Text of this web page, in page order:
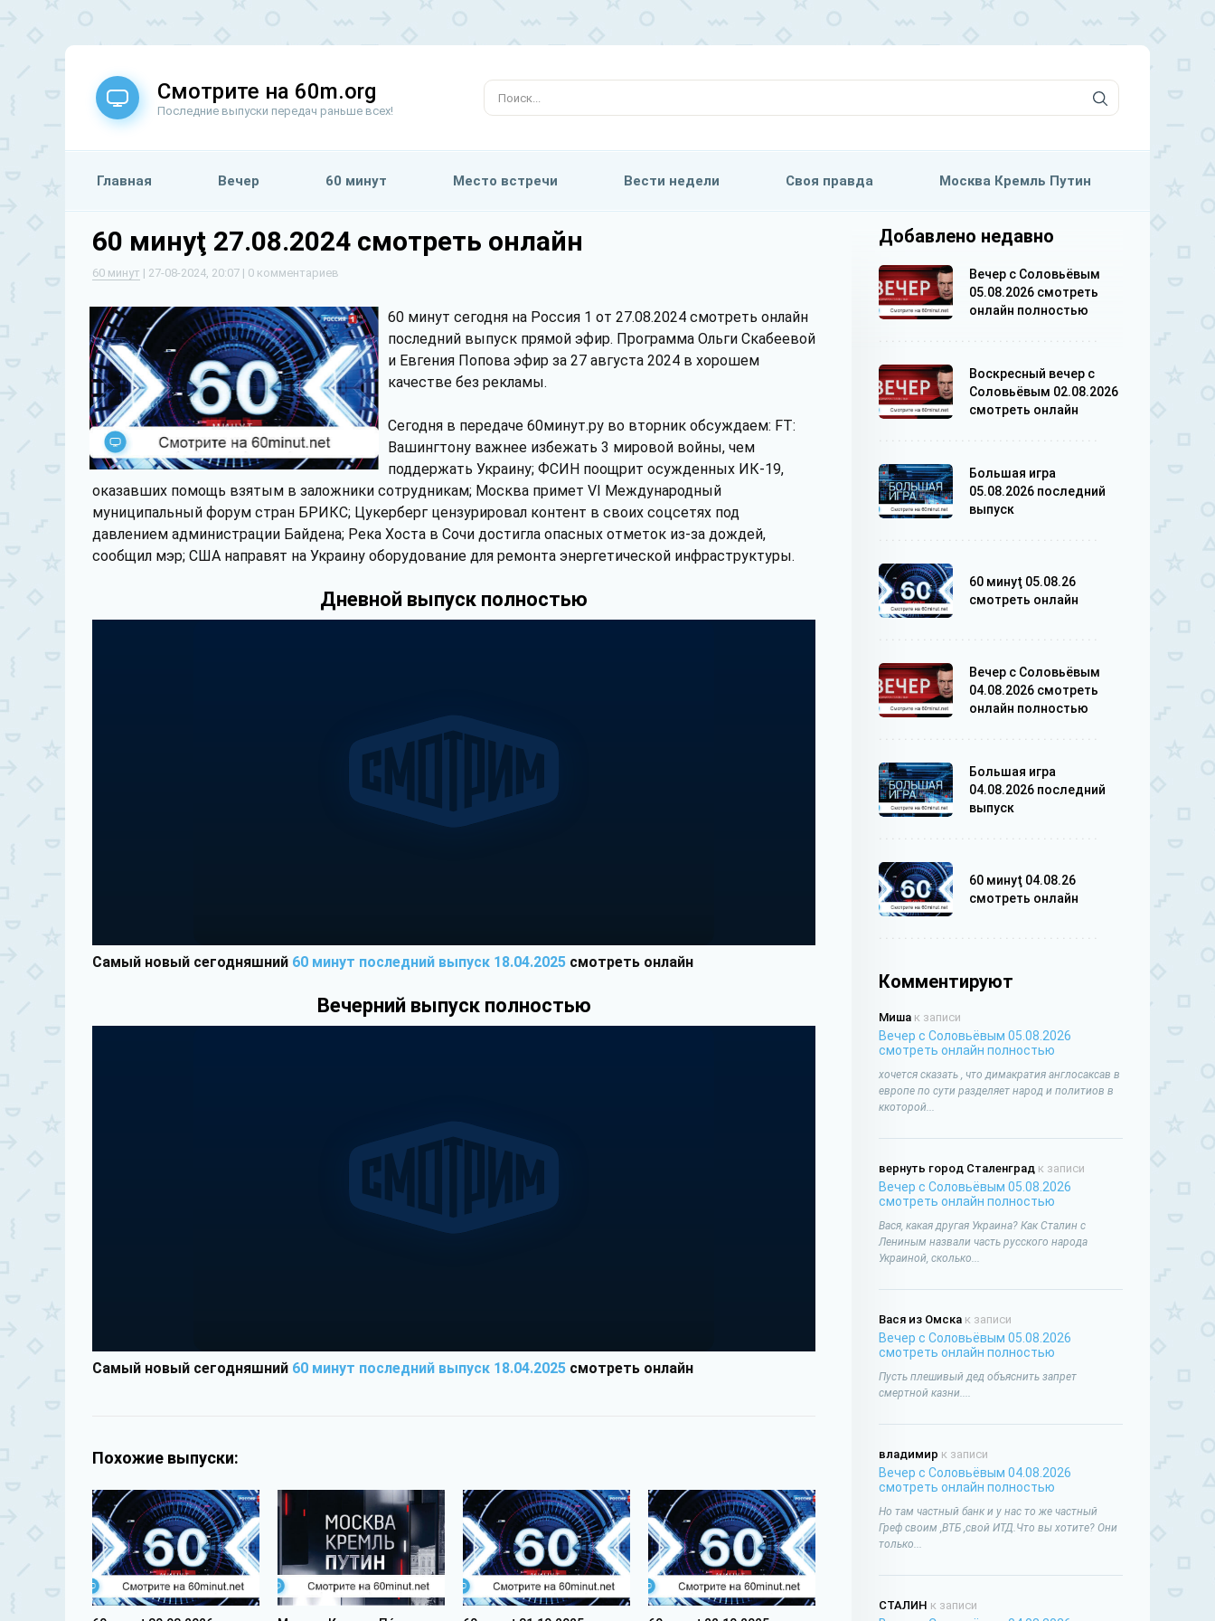
Смотрите на 60m.org
Последние выпуски передач раньше всех!
Главная Вечер 60 минут Место встречи Вести недели Своя правда Москва Кремль Путин
60 минуţ 27.08.2024 смотреть онлайн
60 минут | 27-08-2024, 20:07 | 0 комментариев
60 минут сегодня на Россия 1 от 27.08.2024 смотреть онлайн
последний выпуск прямой эфир. Программа Ольги Скабеевой
и Евгения Попова эфир за 27 августа 2024 в хорошем
качестве без рекламы.
Сегодня в передаче 60минут.ру во вторник обсуждаем: FT:
Вашингтону важнее избежать 3 мировой войны, чем
поддержать Украину; ФСИН поощрит осужденных ИК-19,
оказавших помощь взятым в заложники сотрудникам; Москва примет VI Международный
муниципальный форум стран БРИКС; Цукерберг цензурировал контент в своих соцсетях под
давлением администрации Байдена; Река Хоста в Сочи достигла опасных отметок из-за дождей,
сообщил мэр; США направят на Украину оборудование для ремонта энергетической инфраструктуры.
Дневной выпуск полностью
Самый новый сегодняшний 60 минут последний выпуск 18.04.2025 смотреть онлайн
Вечерний выпуск полностью
Самый новый сегодняшний 60 минут последний выпуск 18.04.2025 смотреть онлайн
Похожие выпуски:
Добавлено недавно
Вечер с Соловьёвым
05.08.2026 смотреть
онлайн полностью
Воскресный вечер с
Соловьёвым 02.08.2026
смотреть онлайн
Большая игра
05.08.2026 последний
выпуск
60 минуţ 05.08.26
смотреть онлайн
Вечер с Соловьёвым
04.08.2026 смотреть
онлайн полностью
Большая игра
04.08.2026 последний
выпуск
60 минуţ 04.08.26
смотреть онлайн
Комментируют
Миша к записи
Вечер с Соловьёвым 05.08.2026
смотреть онлайн полностью
хочется сказать , что димакратия англосаксав в
европе по сути разделяет народ и политиов в
ккоторой...
вернуть город Сталенград к записи
Вечер с Соловьёвым 05.08.2026
смотреть онлайн полностью
Вася, какая другая Украина? Как Сталин с
Лениным назвали часть русского народа
Украиной, сколько...
Вася из Омска к записи
Вечер с Соловьёвым 05.08.2026
смотреть онлайн полностью
Пусть плешивый дед объяснить запрет
смертной казни....
владимир к записи
Вечер с Соловьёвым 04.08.2026
смотреть онлайн полностью
Но там частный банк и у нас то же частный
Греф своим ,ВТБ ,свой ИТД.Что вы хотите? Они
только...
СТАЛИН к записи